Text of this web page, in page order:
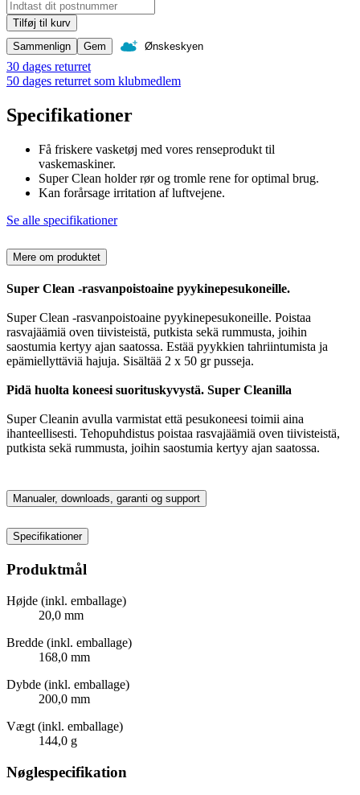
Tilføj til kurv
Sammenlign
Gem Ønskeskyen
30 dages returret
50 dages returret som klubmedlem
Specifikationer
Få friskere vasketøj med vores renseprodukt til
vaskemaskiner.
Super Clean holder rør og tromle rene for optimal brug.
Kan forårsage irritation af luftvejene.
Se alle specifikationer
Mere om produktet
Super Clean -rasvanpoistoaine pyykinepesukoneille.
Super Clean -rasvanpoistoaine pyykinepesukoneille. Poistaa
rasvajäämiä oven tiivisteistä, putkista sekä rummusta, joihin
saostumia kertyy ajan saatossa. Estää pyykkien tahriintumista ja
epämiellyttäviä hajuja. Sisältää 2 x 50 gr pusseja.
Pidä huolta koneesi suorituskyvystä. Super Cleanilla
Super Cleanin avulla varmistat että pesukoneesi toimii aina
ihanteellisesti. Tehopuhdistus poistaa rasvajäämiä oven tiivisteistä,
putkista sekä rummusta, joihin saostumia kertyy ajan saatossa.
Manualer, downloads, garanti og support
Specifikationer
Produktmål
Højde (inkl. emballage)
20,0 mm
Bredde (inkl. emballage)
168,0 mm
Dybde (inkl. emballage)
200,0 mm
Vægt (inkl. emballage)
144,0 g
Nøglespecifikation